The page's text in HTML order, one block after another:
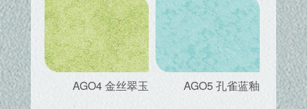
AGO4 金丝翠玉 AGO5 孔雀蓝釉